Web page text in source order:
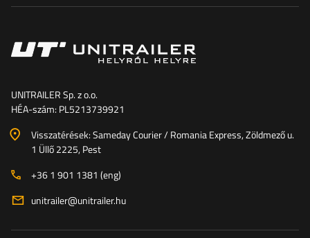
UNITRAILER Sp. z o.o.
HÉA-szám: PL5213739921
Visszatérések: Sameday Courier / Romania Express, Zöldmező u.
1 Üllő 2225, Pest
+36 1 901 1381 (eng)
unitrailer@unitrailer.hu